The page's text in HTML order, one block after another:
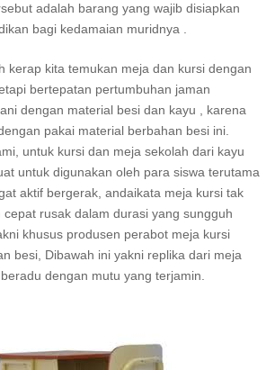
adalah barang yang wajib disiapkan
bagi kedamaian muridnya .
kerap kita temukan meja dan kursi dengan
bertepatan pertumbuhan jaman
dengan material besi dan kayu , karena
pakai material berbahan besi ini.
untuk kursi dan meja sekolah dari kayu
untuk digunakan oleh para siswa terutama
aktif bergerak, andaikata meja kursi tak
rusak dalam durasi yang sungguh
khusus produsen perabot meja kursi
besi, Dibawah ini yakni replika dari meja
dengan mutu yang terjamin.